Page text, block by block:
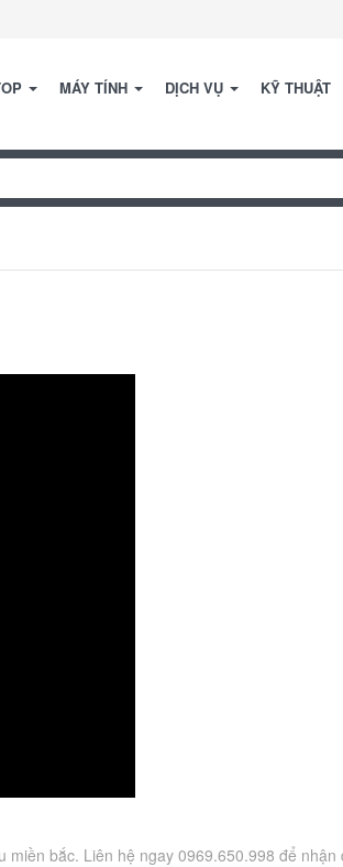
MÁY TÍNH DỊCH VỤ KỸ THUẬT
bắc. Liên hệ ngay 0969.650.998 để nhận